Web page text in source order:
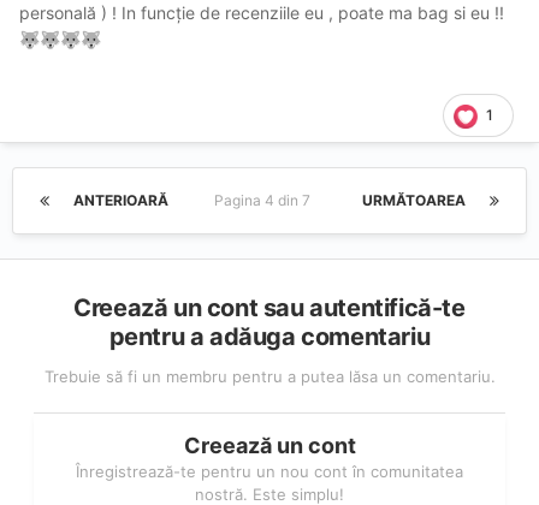
personală ) ! In funcție de recenziile eu , poate ma bag si eu !!
🐺🐺🐺🐺
1
ANTERIOARĂ URMĂTOAREA
Pagina 4 din 7
Creează un cont sau autentifică-te
pentru a adăuga comentariu
Trebuie să fi un membru pentru a putea lăsa un comentariu.
Creează un cont
Înregistrează-te pentru un nou cont în comunitatea
nostră. Este simplu!